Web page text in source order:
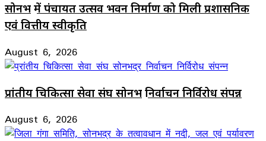
सोनभद्र में पंचायत उत्सव भवन निर्माण को मिली प्रशासनिक
एवं वित्तीय स्वीकृति
August 6, 2026
प्रांतीय चिकित्सा सेवा संघ सोनभद्र निर्वाचन निर्विरोध संपन्न
August 6, 2026